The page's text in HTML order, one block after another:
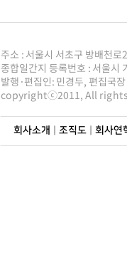
주소 : 서울시 서초구 방배천
종합일간지 등록번호 : 서울
발행·편집인: 민경두, 편집국
copyrightⓒ2011, All rights
회사소개 조직도| 회사연